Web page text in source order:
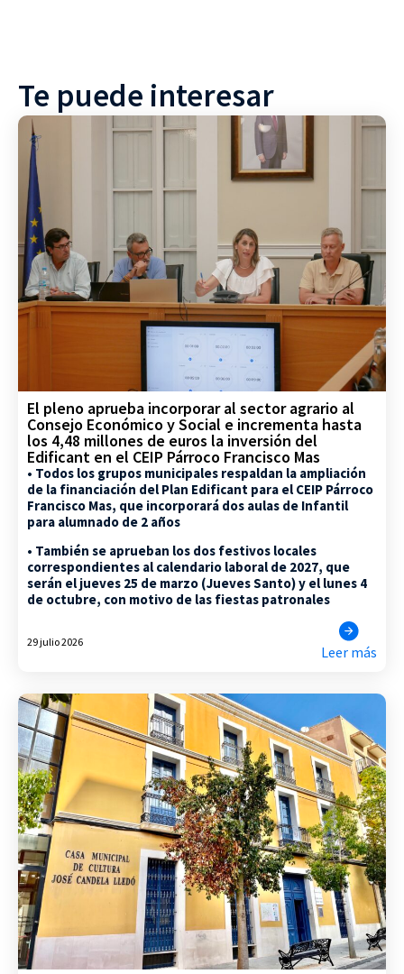
Te puede interesar
El pleno aprueba incorporar al sector agrario al
Consejo Económico y Social e incrementa hasta
los 4,48 millones de euros la inversión del
Edificant en el CEIP Párroco Francisco Mas
• Todos los grupos municipales respaldan la ampliación
de la financiación del Plan Edificant para el CEIP Párroco
Francisco Mas, que incorporará dos aulas de Infantil
para alumnado de 2 años
• También se aprueban los dos festivos locales
correspondientes al calendario laboral de 2027, que
serán el jueves 25 de marzo (Jueves Santo) y el lunes 4
de octubre, con motivo de las fiestas patronales
29 julio 2026
Leer más